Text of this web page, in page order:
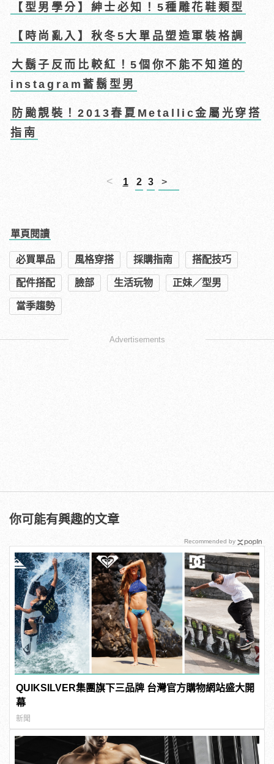
【型男學分】紳士必知！5種雕花鞋類型
【時尚亂入】秋冬5大單品塑造軍裝格調
大鬍子反而比較紅！5個你不能不知道的
instagram蓄鬍型男
防颱靚裝！2013春夏Metallic金屬光穿搭
指南
< 1 2 3 >
單頁閱讀
必買單品 風格穿搭 採購指南 搭配技巧
配件搭配 臉部 生活玩物 正妹／型男
當季趨勢
Advertisements
你可能有興趣的文章
QUIKSILVER集團旗下三品牌 台灣官方購物網站盛大開
幕
新聞
Recommended by